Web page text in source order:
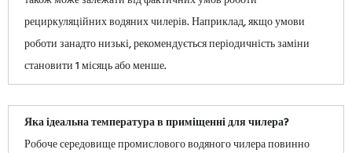
рециркуляційних водяних чилерів. Наприклад, якщо умови
роботи занадто низькі, рекомендується періодичність заміни
становити 1 місяць або менше.
Яка ідеальна температура в приміщенні для чилера?
Робоче середовище промислового водяного чилера повинно